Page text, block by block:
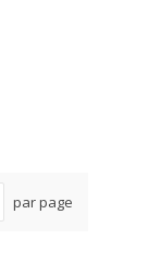
par page